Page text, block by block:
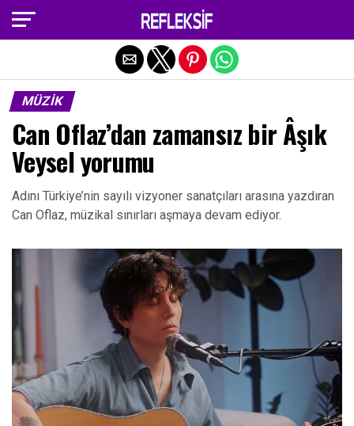
MÜZIK
Can Oflaz’dan zamansız bir Âşık
Veysel yorumu
Adını Türkiye’nin sayılı vizyoner sanatçıları arasına yazdıran
Can Oflaz, müzikal sınırları aşmaya devam ediyor.
Exit mobile version